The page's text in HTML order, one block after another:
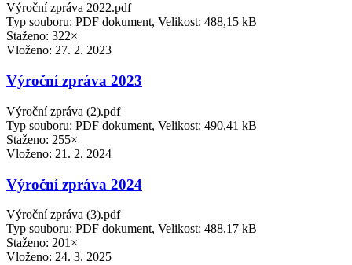
Výroční zpráva 2022.pdf
Typ souboru: PDF dokument, Velikost: 488,15 kB
Staženo: 322×
Vloženo: 27. 2. 2023
Výroční zpráva 2023
Výroční zpráva (2).pdf
Typ souboru: PDF dokument, Velikost: 490,41 kB
Staženo: 255×
Vloženo: 21. 2. 2024
Výroční zpráva 2024
Výroční zpráva (3).pdf
Typ souboru: PDF dokument, Velikost: 488,17 kB
Staženo: 201×
Vloženo: 24. 3. 2025